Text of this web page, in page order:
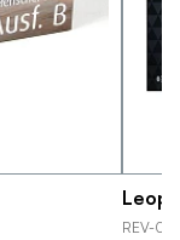
REV-